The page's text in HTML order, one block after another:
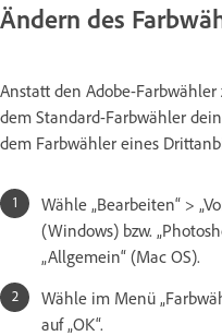
Ändern des
Anstatt den Adobe-
dem Standard-Farbwähler
dem Farbwähler eines
Wähle „Bearbeiten“ >
(Windows) bzw.
„Allgemein“ (Mac OS).
Wähle im Menü
auf „OK“.